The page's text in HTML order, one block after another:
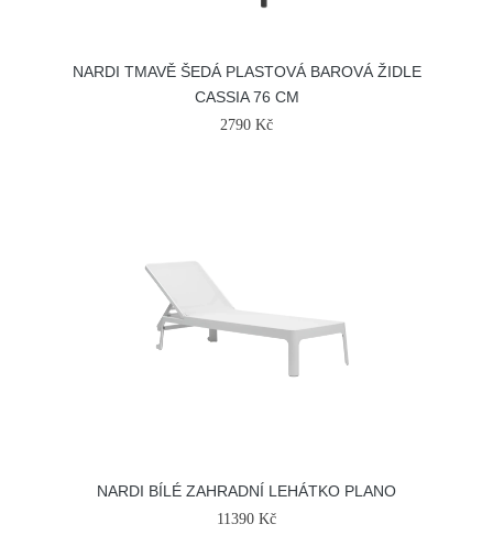
NARDI TMAVĚ ŠEDÁ PLASTOVÁ BAROVÁ ŽIDLE
CASSIA 76 CM
2790 Kč
NARDI BÍLÉ ZAHRADNÍ LEHÁTKO PLANO
11390 Kč